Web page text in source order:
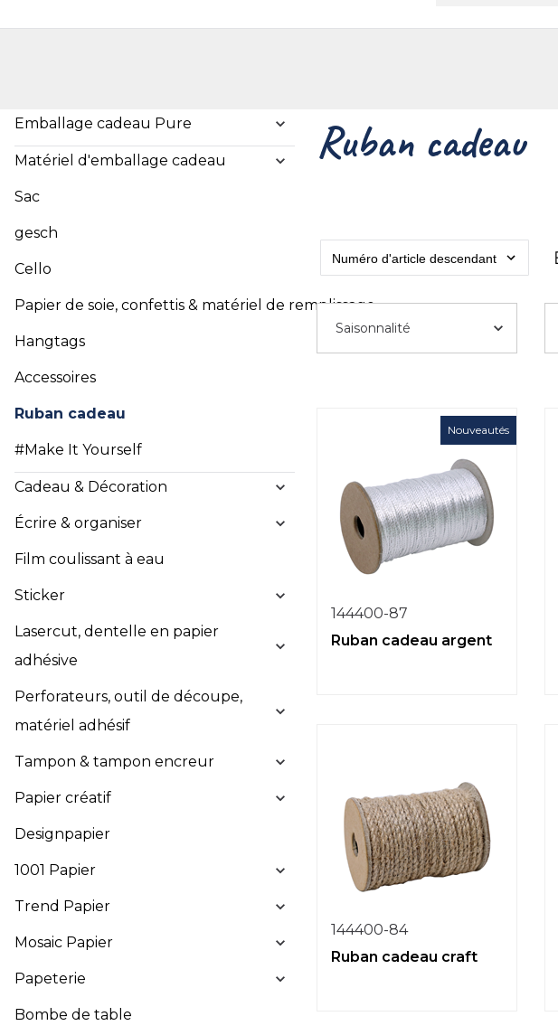
Emballage cadeau Pure
Matériel d'emballage cadeau
Sac
gesch
Cello
Papier de soie, confettis & matériel de remplissage
Hangtags
Accessoires
Ruban cadeau
#Make It Yourself
Cadeau & Décoration
Écrire & organiser
Film coulissant à eau
Sticker
Lasercut, dentelle en papier
adhésive
Perforateurs, outil de découpe,
matériel adhésif
Tampon & tampon encreur
Papier créatif
Designpapier
1001 Papier
Trend Papier
Mosaic Papier
Papeterie
Bombe de table
Ruban cadeau
Saisonnalité
Nouveautés
144400-87
Ruban cadeau argent
144400-84
Ruban cadeau craft